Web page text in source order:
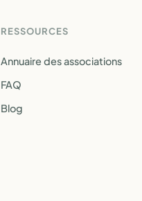
RESSOURCES
Annuaire des associations
FAQ
Blog